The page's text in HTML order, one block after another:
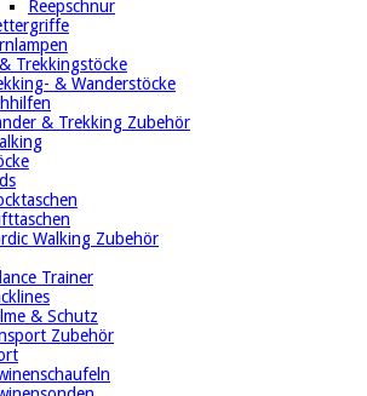
Reepschnur
Trekkingstöcke
& Wanderstöcke
& Trekking Zubehör
Walking Zubehör
Trainer
& Schutz
Zubehör